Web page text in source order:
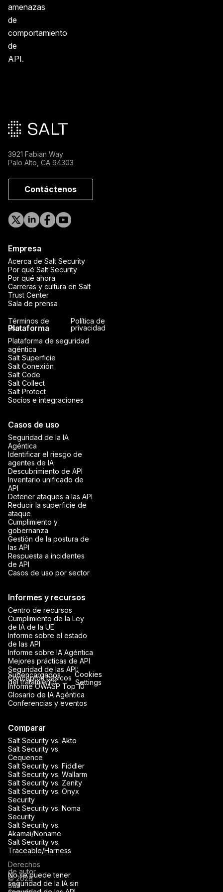
amenazas
de
comportamiento
de
API.
3921 Fabian Way
Palo Alto, CA 94303
Contáctenos
Empresa
Acerca de Salt Security
Por qué Salt Security
Por qué ahora
Carreras y cultura en Salt
Trust Center
Sala de prensa
Plataforma
Plataforma de seguridad
agéntica
Salt Superficie
Salt Conexión
Salt Code
Salt Collect
Salt Protect
Socios e integraciones
Casos de uso
Seguridad de la IA
Agéntica
Identificar el riesgo de
agentes de IA
Descubrimiento de API
Inventario unificado de
API
Detener ataques a las API
Reducir la superficie de
ataque
Cumplimiento y
gobernanza
Gestión de la postura de
las API
Respuesta a incidentes
de API
Casos de uso por sector
Informes y recursos
Centro de recursos
Cumplimiento de la Ley
de IA de la UE
Informe sobre el estado
de las API
Informe sobre IA Agéntica
Mejores prácticas de API
Seguridad de las API:
Conceptos básicos
Informe OWASP Top 10
Glosario de IA Agéntica
Conferencias y eventos
No se puede tener
seguridad de la IA sin
Comparar
Salt Security vs. Akto
Salt Security vs.
Cequence
Salt Security vs. Fiddler
Salt Security vs. Wallarm
Salt Security vs. Zenity
Salt Security vs. Onyx
Security
Salt Security vs. Noma
Security
Salt Security vs.
Akamai/Noname
Salt Security vs.
Traceable/Harness
Términos de
uso
Política de
privacidad
Subencargados
del tratamiento
Cookies
Settings
Derechos
de autor
© 2026
Salt